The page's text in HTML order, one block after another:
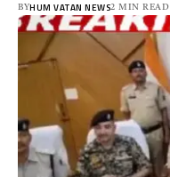
BYHUM VATAN NEWS2 MIN READ